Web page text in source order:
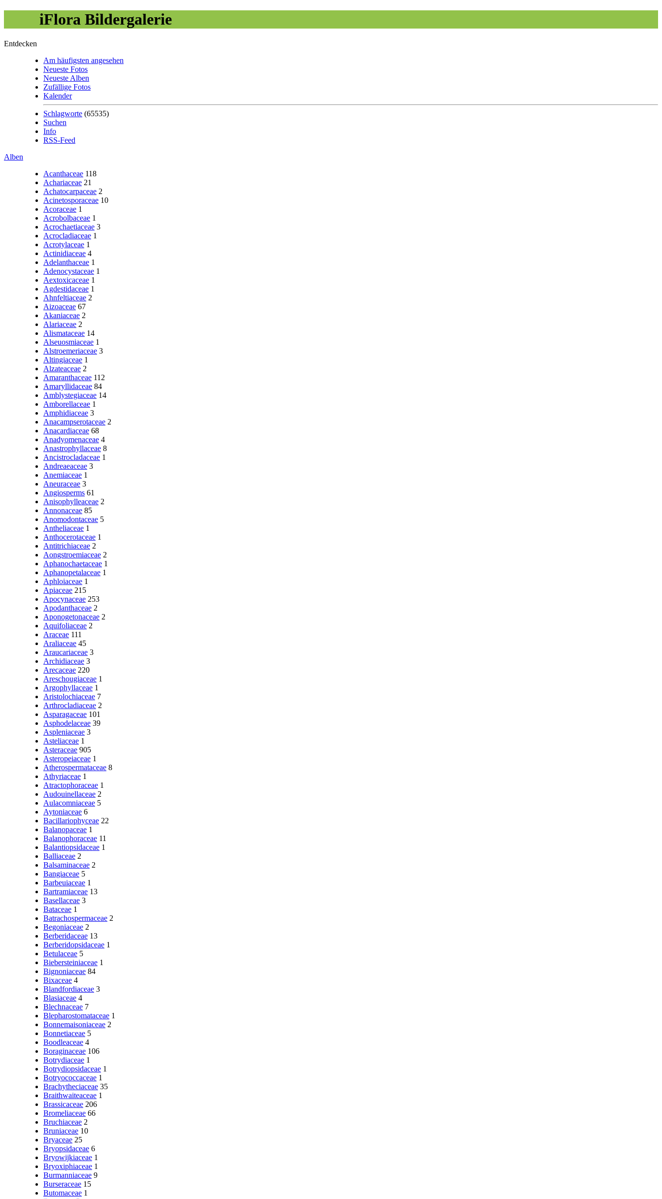
iFlora Bildergalerie
Entdecken
Am häufigsten angesehen
Neueste Fotos
Neueste Alben
Zufällige Fotos
Kalender
Schlagworte (65535)
Suchen
Info
RSS-Feed
Alben
Acanthaceae 118
Achariaceae 21
Achatocarpaceae 2
Acinetosporaceae 10
Acoraceae 1
Acrobolbaceae 1
Acrochaetiaceae 3
Acrocladiaceae 1
Acrotylaceae 1
Actinidiaceae 4
Adelanthaceae 1
Adenocystaceae 1
Aextoxicaceae 1
Agdestidaceae 1
Ahnfeltiaceae 2
Aizoaceae 67
Akaniaceae 2
Alariaceae 2
Alismataceae 14
Alseuosmiaceae 1
Alstroemeriaceae 3
Altingiaceae 1
Alzateaceae 2
Amaranthaceae 112
Amaryllidaceae 84
Amblystegiaceae 14
Amborellaceae 1
Amphidiaceae 3
Anacampserotaceae 2
Anacardiaceae 68
Anadyomenaceae 4
Anastrophyllaceae 8
Ancistrocladaceae 1
Andreaeaceae 3
Anemiaceae 1
Aneuraceae 3
Angiosperms 61
Anisophylleaceae 2
Annonaceae 85
Anomodontaceae 5
Antheliaceae 1
Anthocerotaceae 1
Antitrichiaceae 2
Aongstroemiaceae 2
Aphanochaetaceae 1
Aphanopetalaceae 1
Aphloiaceae 1
Apiaceae 215
Apocynaceae 253
Apodanthaceae 2
Aponogetonaceae 2
Aquifoliaceae 2
Araceae 111
Araliaceae 45
Araucariaceae 3
Archidiaceae 3
Arecaceae 220
Areschougiaceae 1
Argophyllaceae 1
Aristolochiaceae 7
Arthrocladiaceae 2
Asparagaceae 101
Asphodelaceae 39
Aspleniaceae 3
Asteliaceae 1
Asteraceae 905
Asteropeiaceae 1
Atherospermataceae 8
Athyriaceae 1
Atractophoraceae 1
Audouinellaceae 2
Aulacomniaceae 5
Aytoniaceae 6
Bacillariophyceae 22
Balanopaceae 1
Balanophoraceae 11
Balantiopsidaceae 1
Balliaceae 2
Balsaminaceae 2
Bangiaceae 5
Barbeuiaceae 1
Bartramiaceae 13
Basellaceae 3
Bataceae 1
Batrachospermaceae 2
Begoniaceae 2
Berberidaceae 13
Berberidopsidaceae 1
Betulaceae 5
Biebersteiniaceae 1
Bignoniaceae 84
Bixaceae 4
Blandfordiaceae 3
Blasiaceae 4
Blechnaceae 7
Blepharostomataceae 1
Bonnemaisoniaceae 2
Bonnetiaceae 5
Boodleaceae 4
Boraginaceae 106
Botrydiaceae 1
Botrydiopsidaceae 1
Botryococcaceae 1
Brachytheciaceae 35
Braithwaiteaceae 1
Brassicaceae 206
Bromeliaceae 66
Bruchiaceae 2
Bruniaceae 10
Bryaceae 25
Bryopsidaceae 6
Bryowijkiaceae 1
Bryoxiphiaceae 1
Burmanniaceae 9
Burseraceae 15
Butomaceae 1